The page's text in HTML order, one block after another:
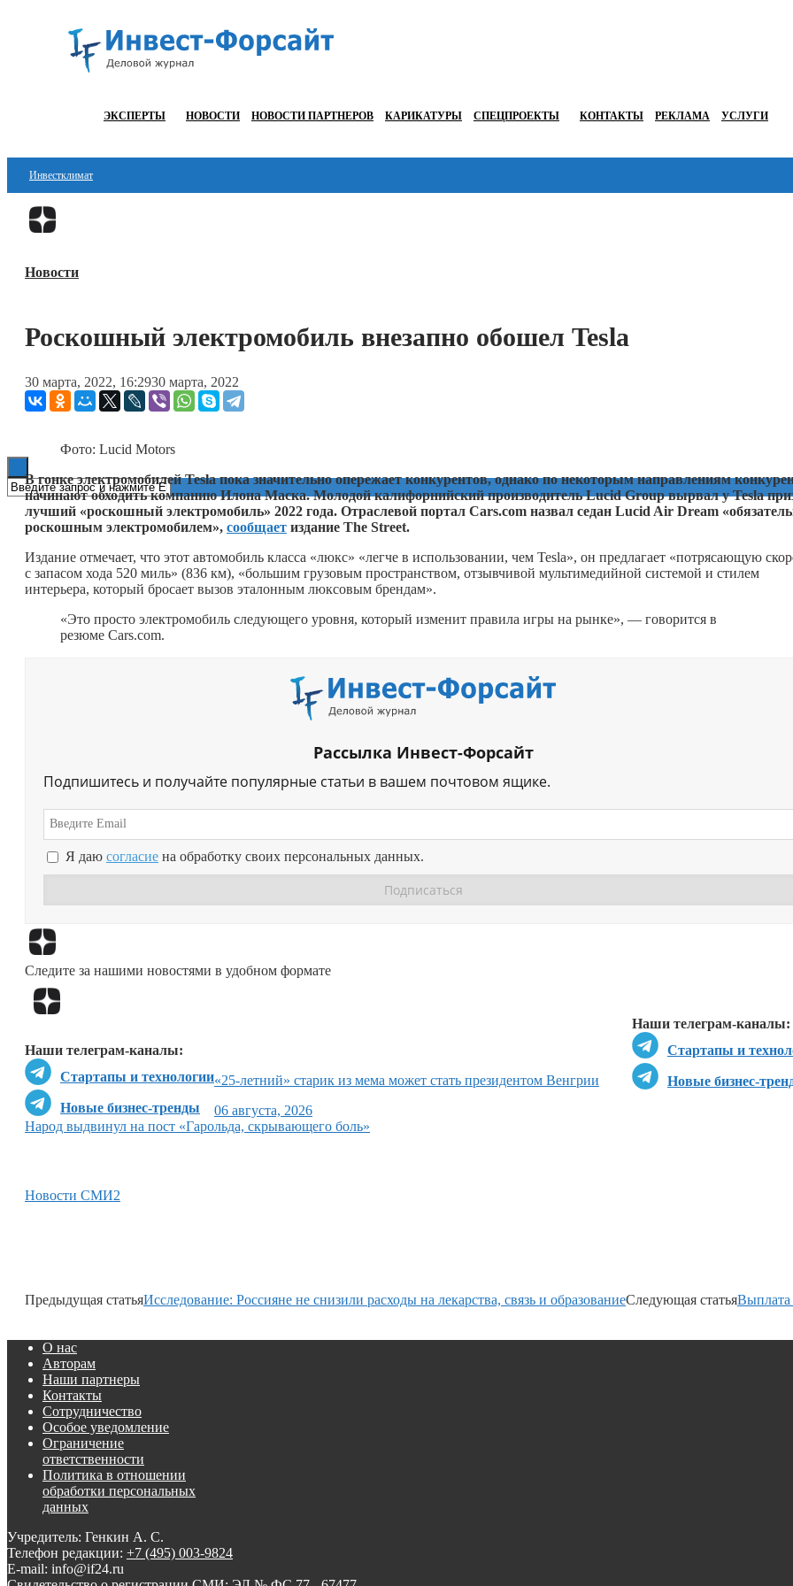
ЭКСПЕРТЫ НОВОСТИ НОВОСТИ ПАРТНЕРОВ КАРИКАТУРЫ СПЕЦПРОЕКТЫ КОНТАКТЫ РЕКЛАМА УСЛУГИ
Инвестклимат
Финансы
Блокчейн
ESG
Новости
Роскошный электромобиль внезапно обошел Tesla
30 марта, 2022, 16:2930 марта, 2022
Фото: Lucid Motors
В гонке электромобилей Tesla пока значительно опережает конкурентов, однако по некоторым направлениям
начинают обходить компанию Илона Маска. Молодой калифорнийский производитель Lucid Group вырвал у Tesla
лучший «роскошный электромобиль» 2022 года. Отраслевой портал Cars.com назвал седан Lucid Air Dream
роскошным электромобилем», сообщает издание The Street.
Издание отмечает, что этот автомобиль класса «люкс» «легче в использовании, чем Tesla», он предлагает «потрясающую
с запасом хода 520 миль» (836 км), «большим грузовым пространством, отзывчивой мультимедийной системой и стилем
интерьера, который бросает вызов эталонным люксовым брендам».
«Это просто электромобиль следующего уровня, который изменит правила игры на рынке», — говорится в
резюме Cars.com.
Рассылка Инвест-Форсайт
Подпишитесь и получайте популярные статьи в вашем почтовом ящике.
Я даю согласие на обработку своих персональных данных.
Следите за нашими новостями в удобном формате
Наши телеграм-каналы:
Стартапы и
Новые бизнес-
Наши телеграм-каналы:
Стартапы и технологии
Новые бизнес-тренды
«25-летний» старик из мема может стать президентом Венгрии
06 августа, 2026
Народ выдвинул на пост «Гарольда, скрывающего боль»
Новости СМИ2
Предыдущая статьяИсследование: Россияне не снизили расходы на лекарства, связь и образованиеСледующая статьяВыплата
О нас
Авторам
Наши партнеры
Контакты
Сотрудничество
Особое уведомление
Ограничение
ответственности
Политика в отношении
обработки персональных
данных
Учредитель: Генкин А. С.
Телефон редакции: +7 (495) 003-9824
E-mail: info@if24.ru